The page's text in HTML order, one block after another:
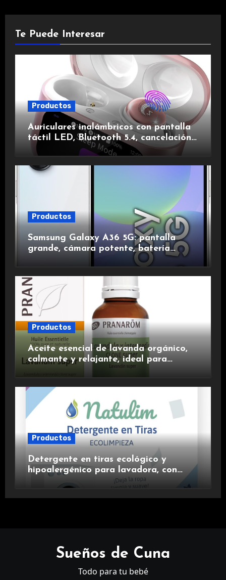
Te Puede Interesar
Productos
Auriculares inalámbricos con pantalla
táctil LED, Bluetooth 5.4, cancelación
de ruido, impermeables y de larga
duración.
Productos
Samsung Galaxy A36 5G: pantalla
grande, cámara potente, batería
duradera y carga rápida para una
experiencia premium.
Productos
Aceite esencial de lavanda orgánico,
calmante y relajante, ideal para
Productos
Detergente en tiras ecológico y
hipoalergénico para lavadora, con
suavizante incluido y fragancia de
Sueños de Cuna
Todo para tu bebé